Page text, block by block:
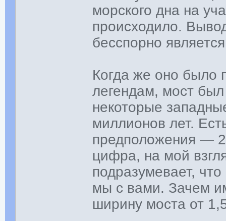
морского дна на
происходило.
бесспорно
Когда же оно было
легендам, мост
некоторые
миллионов лет.
предположения —
цифра, на мой
подразумевает,
мы с вами. Зачем
ширину моста от